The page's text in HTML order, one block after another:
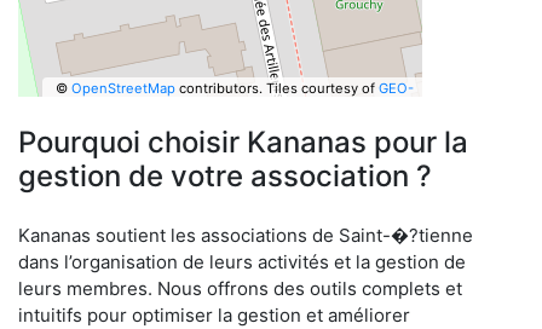
© OpenStreetMapcontributors. Tiles courtesy of GEO-
Pourquoi choisir Kananas pour la
gestion de votre association ?
Kananas soutient les associations de Saint-�?tienne
dans l’organisation de leurs activités et la gestion de
leurs membres. Nous offrons des outils complets et
intuitifs pour optimiser la gestion et améliorer